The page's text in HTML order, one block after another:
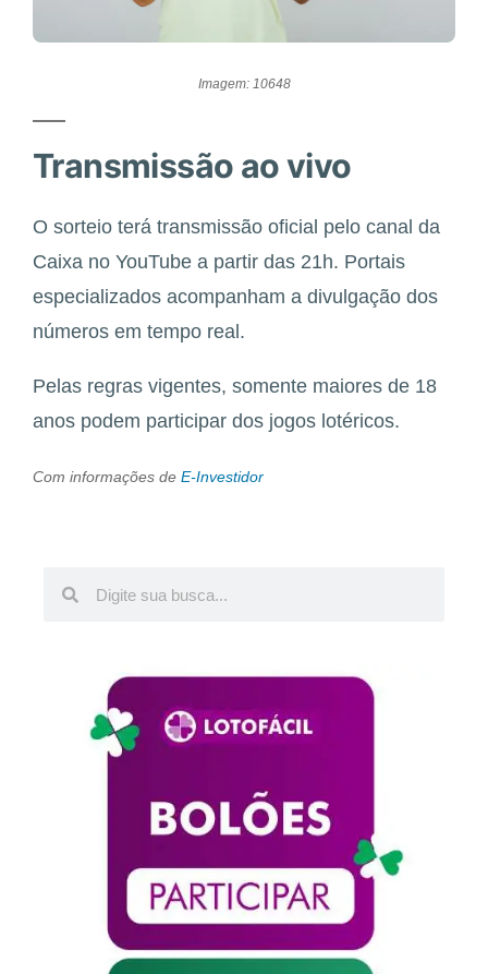
Imagem: 10648
Transmissão ao vivo
O sorteio terá transmissão oficial pelo canal da
Caixa no YouTube a partir das 21h. Portais
especializados acompanham a divulgação dos
números em tempo real.
Pelas regras vigentes, somente maiores de 18
anos podem participar dos jogos lotéricos.
Com informações de E-Investidor